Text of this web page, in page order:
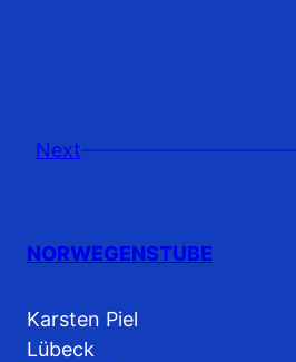
Next
NORWEGENSTUBE
Karsten Piel
Lübeck